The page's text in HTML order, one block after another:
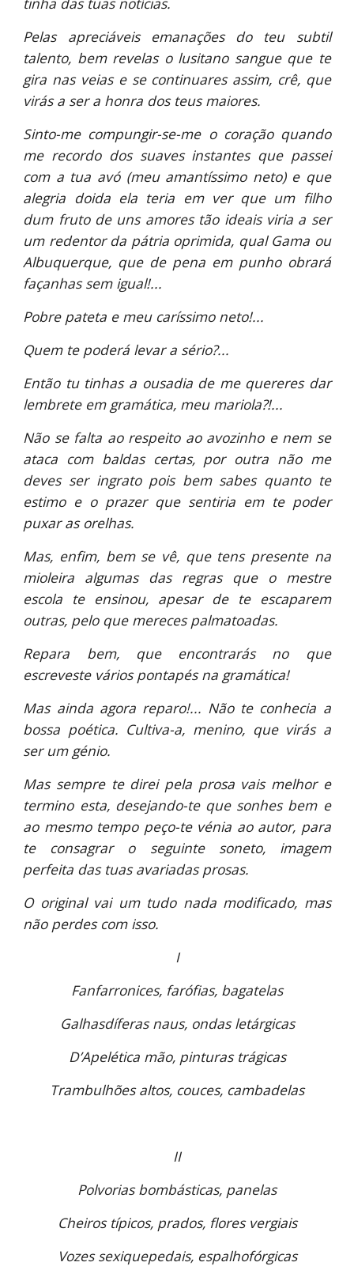
Pelas apreciáveis emanações do teu subtil
talento, bem revelas o lusitano sangue que te
gira nas veias e se continuares assim, crê, que
virás a ser a honra dos teus maiores.
Sinto-me compungir-se-me o coração quando
me recordo dos suaves instantes que passei
com a tua avó (meu amantíssimo neto) e que
alegria doida ela teria em ver que um filho
dum fruto de uns amores tão ideais viria a ser
um redentor da pátria oprimida, qual Gama ou
Albuquerque, que de pena em punho obrará
façanhas sem igual!...
Pobre pateta e meu caríssimo neto!...
Quem te poderá levar a sério?...
Então tu tinhas a ousadia de me quereres dar
lembrete em gramática, meu mariola?!...
Não se falta ao respeito ao avozinho e nem se
ataca com baldas certas, por outra não me
deves ser ingrato pois bem sabes quanto te
estimo e o prazer que sentiria em te poder
puxar as orelhas.
Mas, enfim, bem se vê, que tens presente na
mioleira algumas das regras que o mestre
escola te ensinou, apesar de te escaparem
outras, pelo que mereces palmatoadas.
Repara bem, que encontrarás no que
escreveste vários pontapés na gramática!
Mas ainda agora reparo!... Não te conhecia a
bossa poética. Cultiva-a, menino, que virás a
ser um génio.
Mas sempre te direi pela prosa vais melhor e
termino esta, desejando-te que sonhes bem e
ao mesmo tempo peço-te vénia ao autor, para
te consagrar o seguinte soneto, imagem
perfeita das tuas avariadas prosas.
O original vai um tudo nada modificado, mas
não perdes com isso.
I
Fanfarronices, farófias, bagatelas
Galhasdíferas naus, ondas letárgicas
D’Apelética mão, pinturas trágicas
Trambulhões altos, couces, cambadelas
II
Polvorias bombásticas, panelas
Cheiros típicos, prados, flores vergiais
Vozes sexiquepedais, espalhofórgicas